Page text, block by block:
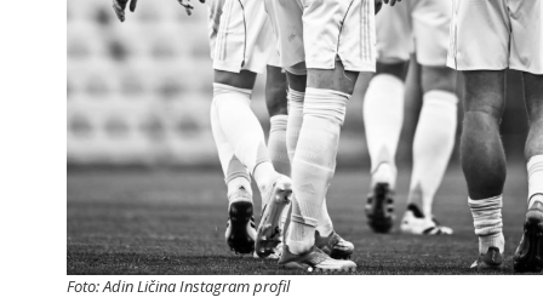
Foto: Adin Ličina Instagram profil